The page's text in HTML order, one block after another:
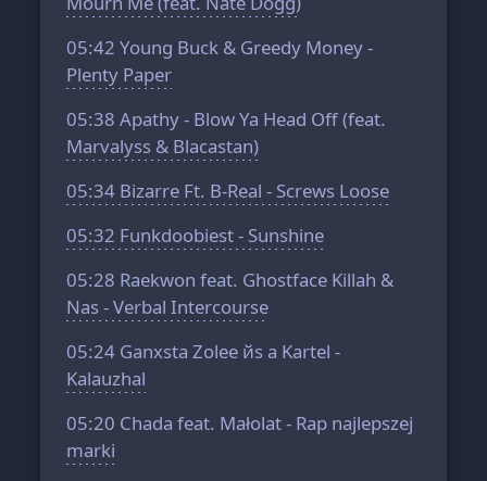
05:42 Young Buck & Greedy Money -
Plenty Paper
05:38 Apathy - Blow Ya Head Off (feat.
Marvalyss & Blacastan)
05:34 Bizarre Ft. B-Real - Screws Loose
05:32 Funkdoobiest - Sunshine
05:28 Raekwon feat. Ghostface Killah &
Nas - Verbal Intercourse
05:24 Ganxsta Zolee йs a Kartel -
Kalauzhal
05:20 Chada feat. Małolat - Rap najlepszej
marki